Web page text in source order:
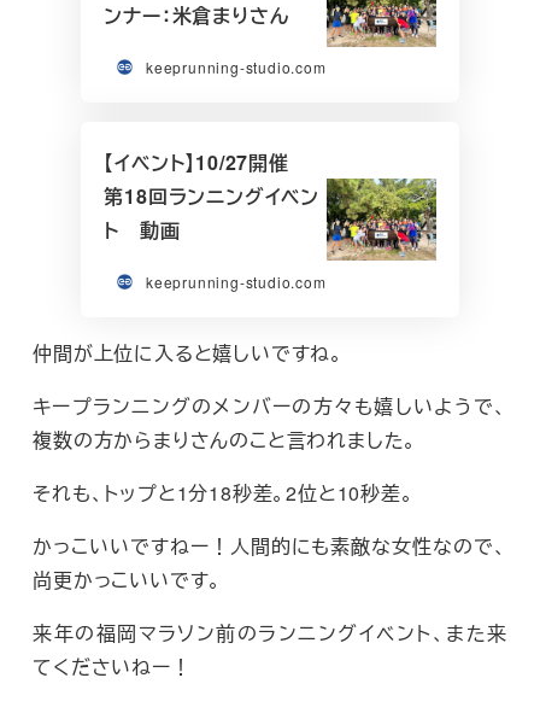
ンナー：米倉まりさん
keeprunning-studio.com
【イベント】10/27開催
第18回ランニングイベン
ト 動画
keeprunning-studio.com
仲間が上位に入ると嬉しいですね。
キープランニングのメンバーの方々も嬉しいようで、
複数の方からまりさんのこと言われました。
それも、トップと1分18秒差。2位と10秒差。
かっこいいですねー！人間的にも素敵な女性なので、
尚更かっこいいです。
来年の福岡マラソン前のランニングイベント、また来
てくださいねー！